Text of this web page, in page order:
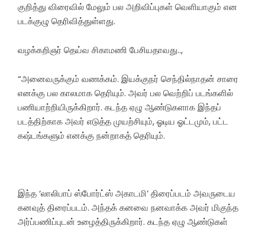
குறித்து விரைவில் மேலும் பல அறிவிப்புகள் வெளியாகும் என
படக்குழு தெரிவித்துள்ளது.
வழக்கறிஞர் தெய்வ சிகாமணி பேசியதாவது..,
“அனைவருக்கும் வணக்கம். இயக்குநர் செந்தில்நாதன் சாரை
எனக்கு பல காலமாக தெரியும். அவர் பல வெற்றிப் படங்களில்
பணியாற்றியிருக்கிறார். கடந்த ஏழு ஆண்டுகளாக இந்தப்
படத்திற்காக அவர் எடுத்த முயற்சியும், ஓடிய ஓட்டமும், பட்ட
கஷ்டங்களும் எனக்கு நன்றாகத் தெரியும்.
இந்த ‘லாலிபாப் ஸ்போர்ட்ஸ் அகாடமி’ திரைப்படம் அவருடைய
கனவுத் திரைப்படம். அந்தக் கனவை நனவாக்க அவர் மிகுந்த
அர்ப்பணிப்புடன் உழைத்திருக்கிறார். கடந்த ஏழு ஆண்டுகள்